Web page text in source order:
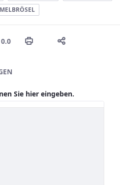
0.0Die durchschnittliche
Sie hier eingeben.